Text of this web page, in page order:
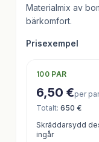
Materialmix av
bärkomfort.
Prisexempel
100 PAR
6,50 €per par
Totalt: 650 €
Skräddarsydd
ingår